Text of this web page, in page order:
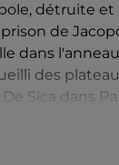
détruite
de
dans
des
Sica dans
est le roi de